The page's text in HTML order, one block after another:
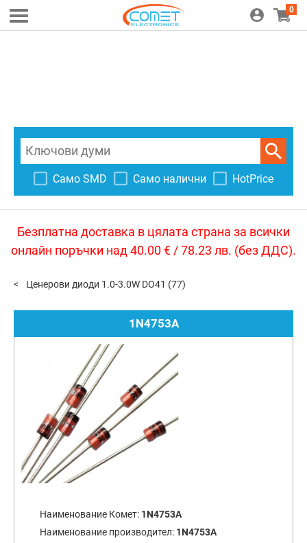
0
Само SMD Само налични HotPrice
Безплатна доставка в цялата страна за всички
онлайн поръчки над 40.00 € / 78.23 лв. (без ДДС).
Ценерови диоди 1.0-3.0W DO41 (77)
1N4753A
Наименование Комет: 1N4753A
Наименование производител: 1N4753A